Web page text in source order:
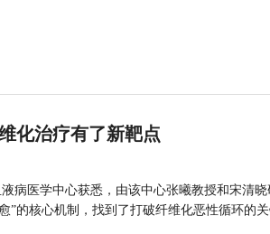
化治疗有了新靶点
病医学中心获悉，由该中心张曦教授和宋清
”的核心机制，找到了打破纤维化恶性循环的关